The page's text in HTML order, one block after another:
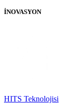
İNOVASYON
HITS Teknolojisi